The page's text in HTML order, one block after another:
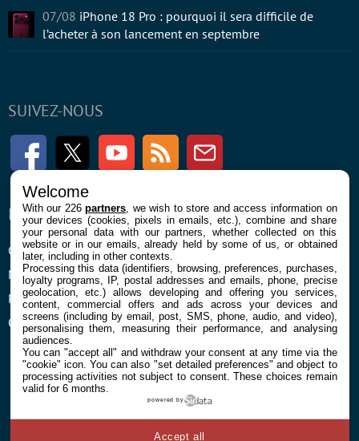
SUIVEZ-NOUS
FacebookTwitter Youtube RSS Newsletter
ENTREPRISE
Confidentialité et Cookies
Mentions légales et CGU
Préférences Cookies
Qui sommes nous
À PROPOS
Contact
07/08 iPhone 18 Pro : pourquoi il sera difficile de
l’acheter à son lancement en septembre
Welcome
With our 226partners , we wish to store and access information on
your devices (cookies, pixels in emails, etc.), combine and share
your personal data with our partners, whether collected on this
website or in our emails, already held by some of us, or obtained
later, including in other contexts.
Processing this data (identifiers, browsing, preferences, purchases,
loyalty programs, IP, postal addresses and emails, phone, precise
geolocation, etc.) allows developing and offering you services,
content, commercial offers and ads across your devices and
screens (including by email, post, SMS, phone, audio, and video),
personalising them, measuring their performance, and analysing
audiences.
You can "accept all" and withdraw your consent at any time via the
"cookie" icon. You can also "set detailed preferences" and object to
processing activities not subject to consent. These choices remain
valid for 6 months.
powered by
Accept all